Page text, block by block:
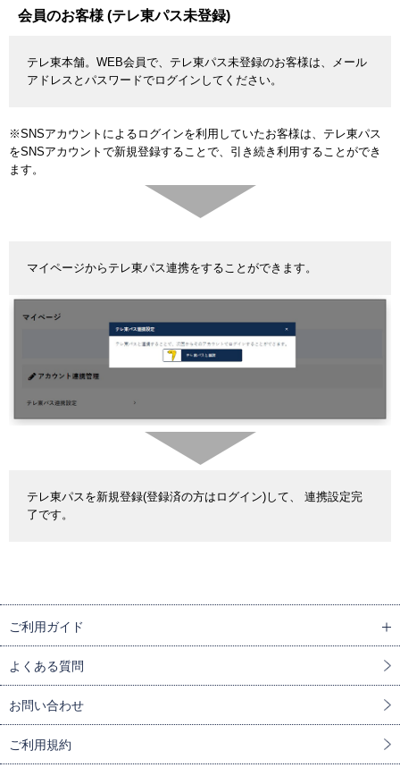
会員のお客様 (テレ東パス未登録)
テレ東本舗。WEB会員で、テレ東パス未登録のお客様は、メール
アドレスとパスワードでログインしてください。
※SNSアカウントによるログインを利用していたお客様は、テレ東パス
をSNSアカウントで新規登録することで、引き続き利用することができ
ます。
マイページからテレ東パス連携をすることができます。
テレ東パスを新規登録(登録済の方はログイン)して、 連携設定完
了です。
ご利用ガイド
よくある質問
お問い合わせ
ご利用規約